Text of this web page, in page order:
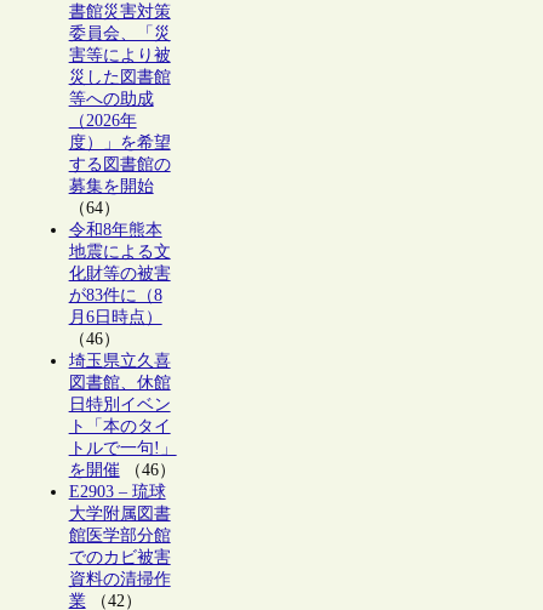
書館災害対策
委員会、「災
害等により被
災した図書館
等への助成
（2026年
度）」を希望
する図書館の
募集を開始
（64）
令和8年熊本
地震による文
化財等の被害
が83件に（8
月6日時点）
（46）
埼玉県立久喜
図書館、休館
日特別イベン
ト「本のタイ
トルで一句!」
を開催（46）
E2903 – 琉球
大学附属図書
館医学部分館
でのカビ被害
資料の清掃作
業（42）